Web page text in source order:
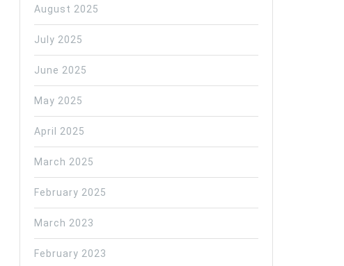
August 2025
July 2025
June 2025
May 2025
April 2025
March 2025
February 2025
March 2023
February 2023